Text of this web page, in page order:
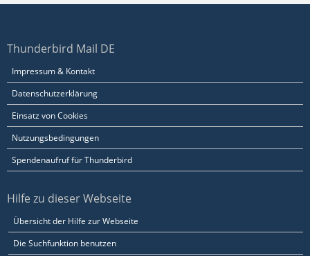
Thunderbird Mail DE
Impressum & Kontakt
Datenschutzerklärung
Einsatz von Cookies
Nutzungsbedingungen
Spendenaufruf für Thunderbird
Hilfe zu dieser Webseite
Übersicht der Hilfe zur Webseite
Die Suchfunktion benutzen